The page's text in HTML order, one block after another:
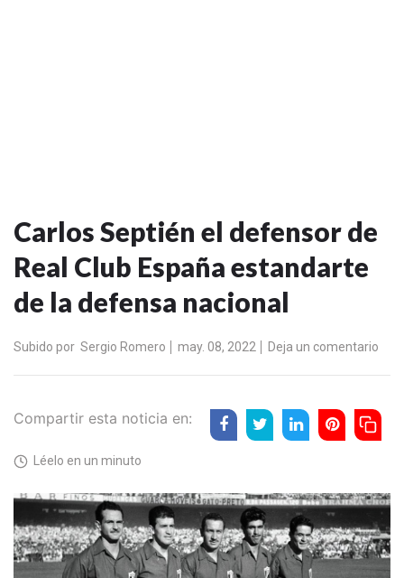
Carlos Septién el defensor de
Real Club España estandarte
de la defensa nacional
Subido por Sergio Romero may. 08, 2022 Deja un comentario
Compartir esta noticia en:
Léelo en un minuto